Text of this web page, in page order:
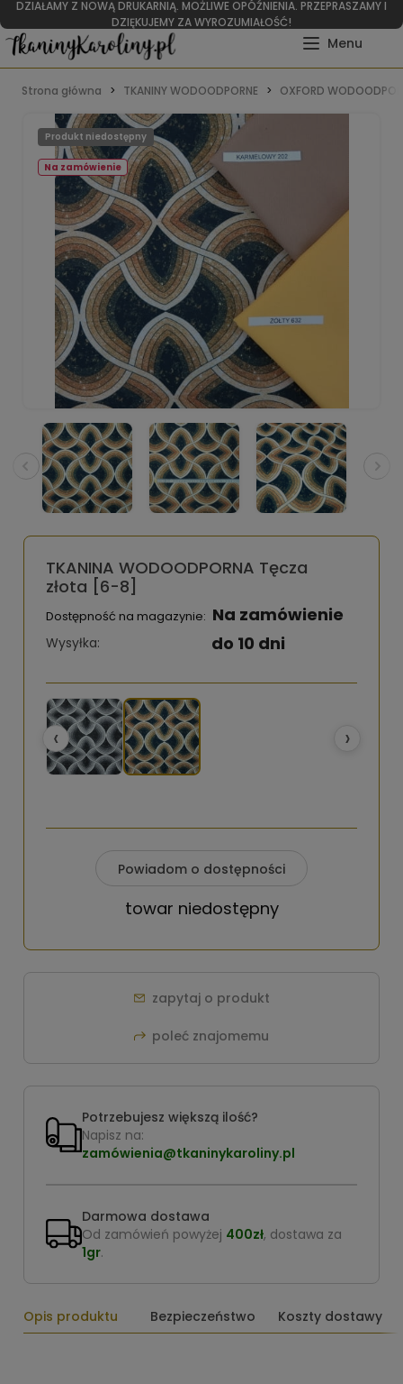
DZIAŁAMY Z NOWĄ DRUKARNIĄ. MOŻLIWE OPÓŹNIENIA. PRZEPRASZAMY I
DZIĘKUJEMY ZA WYROZUMIAŁOŚĆ!
Strona główna TKANINY WODOODPORNE OXFORD
Na zamówienie
Produkt niedostępny
TKANINA WODOODPORNA Tęcza
złota [6-8]
Dostępność na magazynie: Na zamówienie
Wysyłka: do 10 dni
‹ ›
Powiadom o dostępności
towar niedostępny
zapytaj o produkt
poleć znajomemu
Potrzebujesz większą ilość?
Napisz na:
zamówienia@tkaninykaroliny.pl
Darmowa dostawa
Od zamówień powyżej 400zł, dostawa za
1gr.
Opis produktu Bezpieczeństwo Koszty dostawy